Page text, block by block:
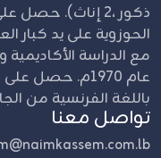
ذكور ،2 إناث).
الحوزوية على يد كبار
مع الدراسة الأكاديمية
عام 1970م. حصل
باللغة الفرنسية من
تواصل معنا